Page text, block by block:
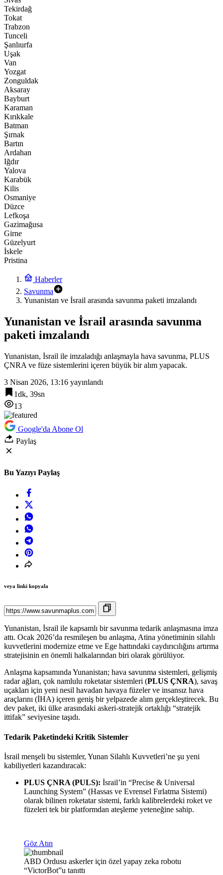
Tekirdağ
Tokat
Trabzon
Tunceli
Şanlıurfa
Uşak
Van
Yozgat
Zonguldak
Aksaray
Bayburt
Karaman
Kırıkkale
Batman
Şırnak
Bartın
Ardahan
Iğdır
Yalova
Karabük
Kilis
Osmaniye
Düzce
Lefkoşa
Gazimağusa
Girne
Güzelyurt
İskele
Pristina
Haberler
Savunma
Yunanistan ve İsrail arasında savunma paketi imzalandı
Yunanistan ve İsrail arasında savunma
paketi imzalandı
Yunanistan, İsrail ile imzaladığı anlaşmayla hava savunma, PLUS
ÇNRA ve füze sistemlerini içeren büyük bir alım yapacak.
3 Nisan 2026, 13:16 yayınlandı
1dk, 39sn
13
Google'da Abone Ol
Paylaş
Bu Yazıyı Paylaş
veya linki kopyala
Yunanistan, İsrail ile kapsamlı bir savunma tedarik anlaşmasına imza
attı. Ocak 2026’da resmileşen bu anlaşma, Atina yönetiminin silahlı
kuvvetlerini modernize etme ve Ege hattındaki caydırıcılığını artırma
stratejisinin en önemli halkalarından biri olarak görülüyor.
Anlaşma kapsamında Yunanistan; hava savunma sistemleri, gelişmiş
radar ağları, çok namlulu roketatar sistemleri (PLUS ÇNRA), savaş
uçakları için yeni nesil havadan havaya füzeler ve insansız hava
araçlarını (İHA) içeren geniş bir yelpazede alım gerçekleştirecek. Bu
dev paket, iki ülke arasındaki askeri-stratejik ortaklığı “stratejik
ittifak” seviyesine taşıdı.
Tedarik Paketindeki Kritik Sistemler
İsrail menşeli bu sistemler, Yunan Silahlı Kuvvetleri’ne şu yeni
kabiliyetleri kazandıracak:
PLUS ÇNRA (PULS): İsrail’in “Precise & Universal
Launching System” (Hassas ve Evrensel Fırlatma Sistemi)
olarak bilinen roketatar sistemi, farklı kalibrelerdeki roket ve
füzeleri tek bir platformdan ateşleme yeteneğine sahip.
Göz Atın
ABD Ordusu askerler için özel yapay zeka robotu
“VictorBot”u tanıttı